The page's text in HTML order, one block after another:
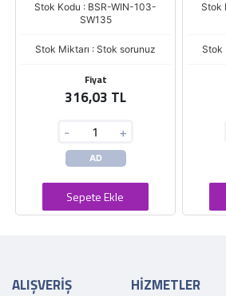
Stok Kodu : BSR-WIN-103-
SW135
Stok Miktarı : Stok sorunuz
Fiyat
316,03 TL
- +
AD
Sepete Ekle
Stok
Stok
ALIŞVERİŞ HİZMETLER